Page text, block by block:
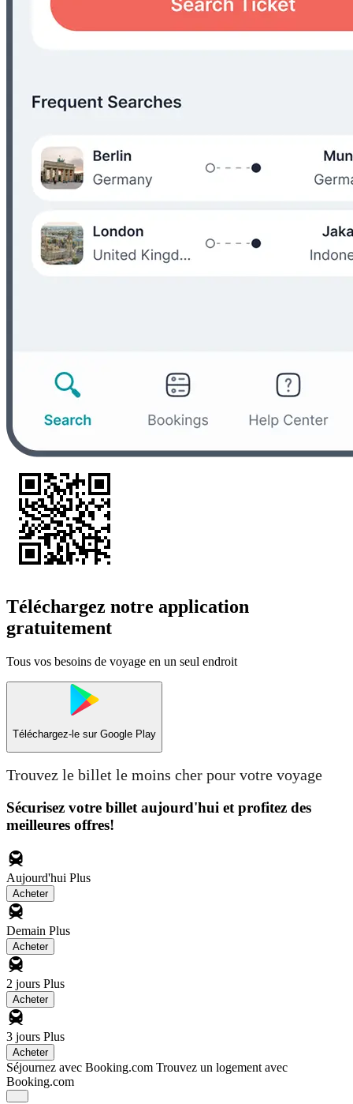
Téléchargez notre application
gratuitement
Tous vos besoins de voyage en un seul endroit
Téléchargez-le sur Google Play
Trouvez le billet le moins cher pour votre voyage
Sécurisez votre billet aujourd'hui et profitez des
meilleures offres!
Aujourd'hui Plus
Acheter
Demain Plus
Acheter
2 jours Plus
Acheter
3 jours Plus
Acheter
Séjournez avec Booking.com Trouvez un logement avec
Booking.com